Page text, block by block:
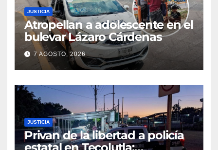
JUSTICIA
Atropellan a adolescente en el
bulevar Lázaro Cárdenas
7 AGOSTO, 2026
JUSTICIA
Privan de la libertad a policía